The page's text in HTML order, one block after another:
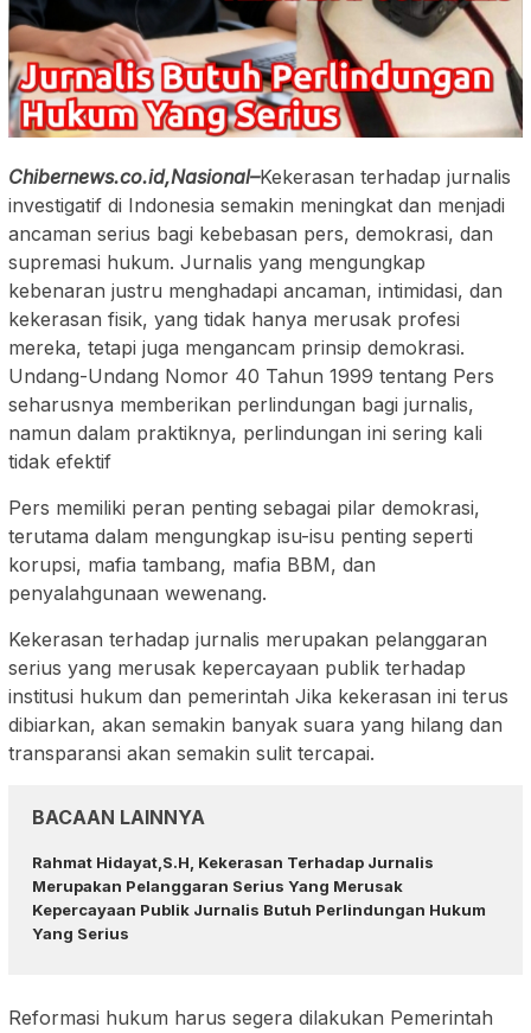
Chibernews.co.id,Nasional–Kekerasan terhadap jurnalis
investigatif di Indonesia semakin meningkat dan menjadi
ancaman serius bagi kebebasan pers, demokrasi, dan
supremasi hukum. Jurnalis yang mengungkap
kebenaran justru menghadapi ancaman, intimidasi, dan
kekerasan fisik, yang tidak hanya merusak profesi
mereka, tetapi juga mengancam prinsip demokrasi.
Undang-Undang Nomor 40 Tahun 1999 tentang Pers
seharusnya memberikan perlindungan bagi jurnalis,
namun dalam praktiknya, perlindungan ini sering kali
tidak efektif
Pers memiliki peran penting sebagai pilar demokrasi,
terutama dalam mengungkap isu-isu penting seperti
korupsi, mafia tambang, mafia BBM, dan
penyalahgunaan wewenang.
Kekerasan terhadap jurnalis merupakan pelanggaran
serius yang merusak kepercayaan publik terhadap
institusi hukum dan pemerintah Jika kekerasan ini terus
dibiarkan, akan semakin banyak suara yang hilang dan
transparansi akan semakin sulit tercapai.
BACAAN LAINNYA
Rahmat Hidayat,S.H, Kekerasan Terhadap Jurnalis
Merupakan Pelanggaran Serius Yang Merusak
Kepercayaan Publik Jurnalis Butuh Perlindungan Hukum
Yang Serius
Reformasi hukum harus segera dilakukan Pemerintah